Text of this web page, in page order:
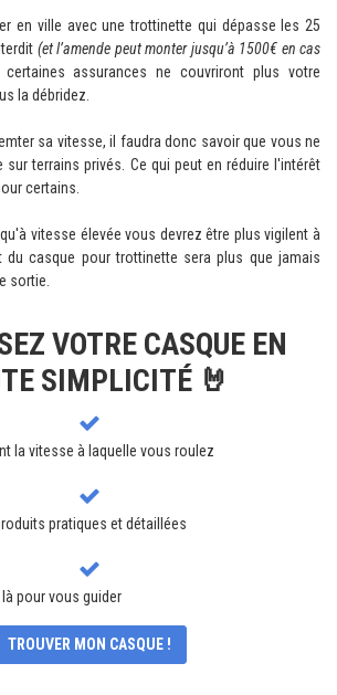
en ville avec une trottinette qui dépasse les 25
(et l’amende peut monter jusqu’à 1500€ en cas
certaines assurances ne couvriront plus votre
la débridez.
sa vitesse, il faudra donc savoir que vous ne
sur terrains privés. Ce qui peut en réduire l'intérêt
certains.
vitesse élevée vous devrez être plus vigilent à
du casque pour trottinette sera plus que jamais
sortie.
VOTRE CASQUE EN
SIMPLICITÉ 🤘
la vitesse à laquelle vous roulez
pratiques et détaillées
là pour vous guider
TROUVER MON CASQUE !